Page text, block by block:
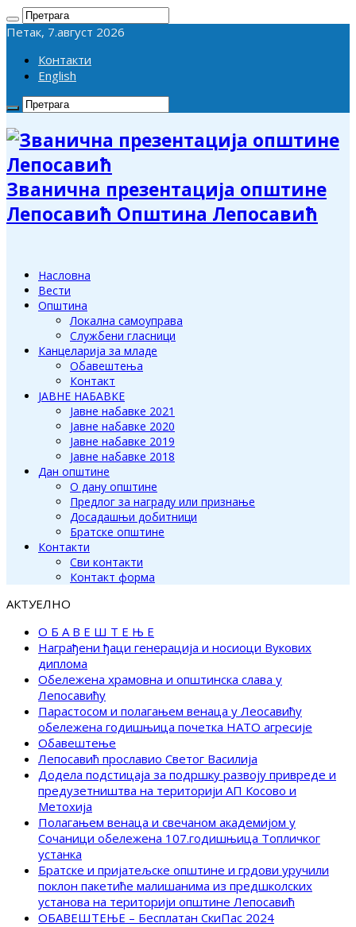
Петак, 7.август 2026
Контакти
English
Званична презентација општине
Лепосавић Општина Лепосавић
Насловна
Вести
Општина
Локална самоуправа
Службени гласници
Канцеларија за младе
Обавештења
Контакт
ЈАВНЕ НАБАВКЕ
Јавне набавке 2021
Јавне набавке 2020
Јавне набавке 2019
Јавне набавке 2018
Дан општине
О дану општине
Предлог за награду или признање
Досадашњи добитници
Братске општине
Контакти
Сви контакти
Контакт форма
АКТУЕЛНО
О Б А В Е Ш Т Е Њ Е
Награђени ђаци генерација и носиоци Вукових
диплома
Обележена храмовна и општинска слава у
Лепосавићу
Парастосом и полагањем венаца у Леосавићу
обележена годишњица почетка НАТО агресије
Обавештење
Лепосавић прославио Светог Василија
Додела подстицаја за подршку развоју привреде и
предузетништва на територији АП Косово и
Метохија
Полагањем венаца и свечаном академијом у
Сочаници обележена 107.годишњица Топличког
устанка
Братске и пријатељске општине и грдови уручили
поклон пакетиће малишанима из предшколских
установа на територији општине Лепосавић
ОБАВЕШТЕЊЕ – Бесплатан СкиПас 2024